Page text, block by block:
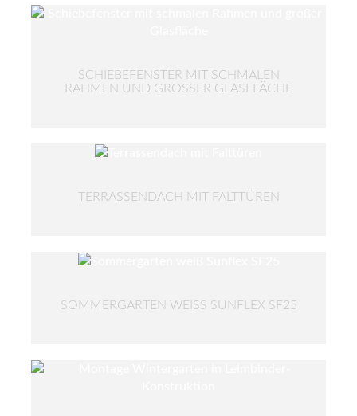
SCHIEBEFENSTER MIT SCHMALEN
RAHMEN UND GROSSER GLASFLÄCHE
TERRASSENDACH MIT FALTTÜREN
SOMMERGARTEN WEISS SUNFLEX SF25